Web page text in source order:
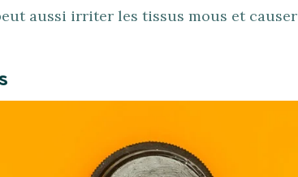
aussi irriter les tissus mous et causer